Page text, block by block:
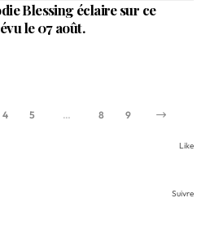
Blessing éclaire sur ce
le 07 août.
4 5 … 8 9
Like
Suivre